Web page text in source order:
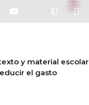

y material escolar
el gasto